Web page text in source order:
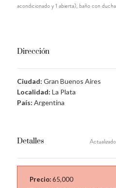
acondicionado y 1 abierta), baño con
Dirección
Ciudad: Gran Buenos Aires
Localidad: La Plata
País: Argentina
Detalles
Precio:65,000